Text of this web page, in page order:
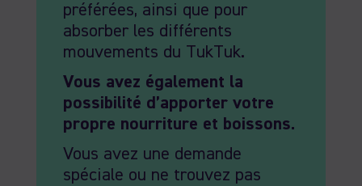
préférées, ainsi que pour
absorber les différents
mouvements du TukTuk.
Vous avez également la
possibilité d’apporter votre
propre nourriture et boissons.
Vous avez une demande
spéciale ou ne trouvez pas